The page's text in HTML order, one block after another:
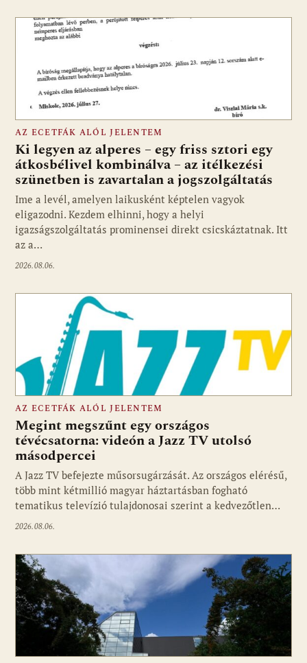
AZ ECETFÁK ALÓL JELENTEM
Ki legyen az alperes – egy friss sztori egy
átkosbélivel kombinálva – az itélkezési
szünetben is zavartalan a jogszolgáltatás
Ime a levél, amelyen laikusként képtelen vagyok
eligazodni. Kezdem elhinni, hogy a helyi
igazságszolgáltatás prominensei direkt csicskáztatnak. Itt
az a…
2026.08.06.
Fotó: media1.hu
AZ ECETFÁK ALÓL JELENTEM
Megint megszűnt egy országos
tévécsatorna: videón a Jazz TV utolsó
másodpercei
A Jazz TV befejezte műsorsugárzását. Az országos elérésű,
több mint kétmillió magyar háztartásban fogható
tematikus televízió tulajdonosai szerint a kedvezőtlen…
2026.08.06.